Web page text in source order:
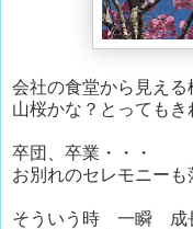
会社の食堂から見える
山桜かな？とっても
卒団、卒業・・・
お別れのセレモニーも
そういう時 一瞬 成